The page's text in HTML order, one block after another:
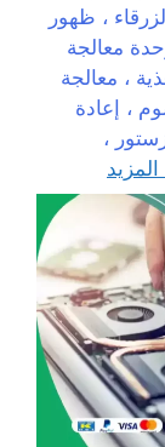
، ظهور
معالجة
، معالجة
، إعادة
،
المزيد